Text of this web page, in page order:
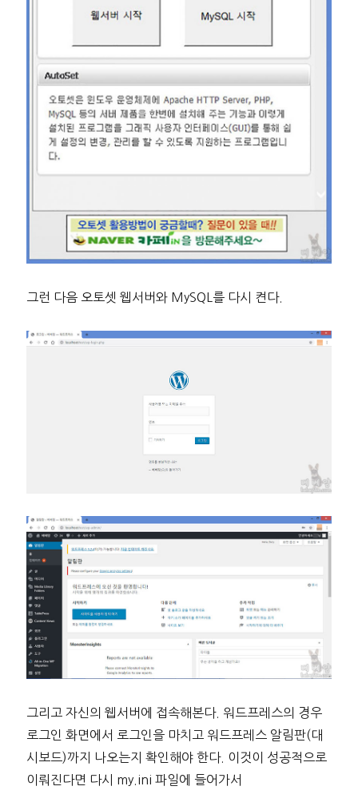
그런 다음 오토셋 웹서버와 MySQL를 다시 켠다.
그리고 자신의 웹서버에 접속해본다. 워드프레스의 경우
로그인 화면에서 로그인을 마치고 워드프레스 알림판(대
시보드)까지 나오는지 확인해야 한다. 이것이 성공적으로
이뤄진다면 다시 my.ini 파일에 들어가서